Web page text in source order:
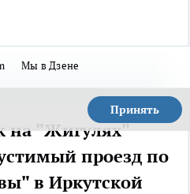
Мы в Дзене
Принять
на "Жигулях"
проезд по
в Иркутской